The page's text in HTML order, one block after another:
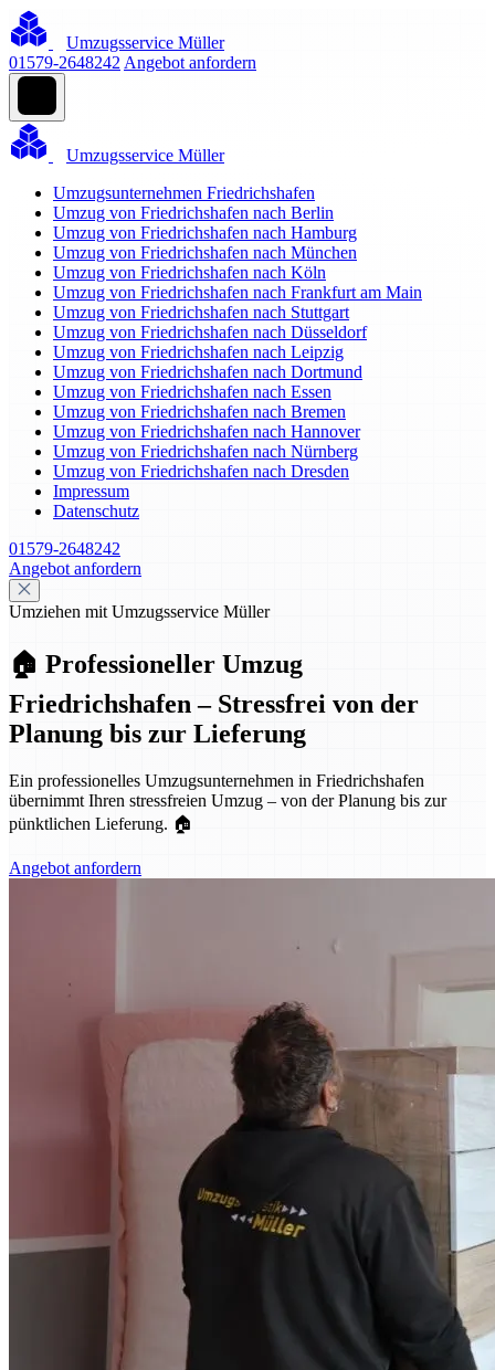
Umzugsservice Müller
01579-2648242 Angebot anfordern
Umzugsservice Müller
Umzugsunternehmen Friedrichshafen
Umzug von Friedrichshafen nach Berlin
Umzug von Friedrichshafen nach Hamburg
Umzug von Friedrichshafen nach München
Umzug von Friedrichshafen nach Köln
Umzug von Friedrichshafen nach Frankfurt am Main
Umzug von Friedrichshafen nach Stuttgart
Umzug von Friedrichshafen nach Düsseldorf
Umzug von Friedrichshafen nach Leipzig
Umzug von Friedrichshafen nach Dortmund
Umzug von Friedrichshafen nach Essen
Umzug von Friedrichshafen nach Bremen
Umzug von Friedrichshafen nach Hannover
Umzug von Friedrichshafen nach Nürnberg
Umzug von Friedrichshafen nach Dresden
Impressum
Datenschutz
01579-2648242
Angebot anfordern
Umziehen mit Umzugsservice Müller
🏠 Professioneller Umzug
Friedrichshafen – Stressfrei von der
Planung bis zur Lieferung
Ein professionelles Umzugsunternehmen in Friedrichshafen
übernimmt Ihren stressfreien Umzug – von der Planung bis zur
pünktlichen Lieferung. 🏠
Angebot anfordern